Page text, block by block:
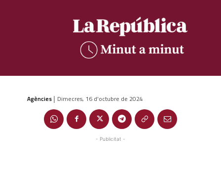
Agències | Dimecres, 16 d'octubre de 2024
- Publicitat -